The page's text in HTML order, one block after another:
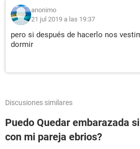
anonimo
21 jul 2019 a las 19:37
pero si después de hacerlo nos
dormir
Discusiones similares
Puedo Quedar embarazada
con mi pareja ebrios?